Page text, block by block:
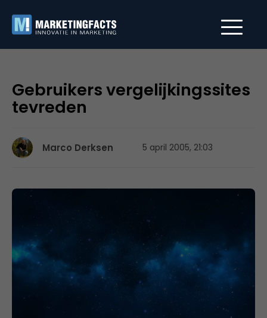
Gebruikers vergelijkingssites
tevreden
Marco Derksen 5 april 2005, 21:03